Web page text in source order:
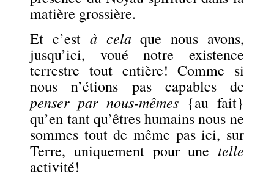
matière grossière.
Et c’est à celaque nous avons,
jusqu’ici, voué notre existence
terrestre tout entière! Comme si
nous n’étions pas capables de
penser par nous-mêmes {au fait}
qu’en tant qu’êtres humains nous ne
sommes tout de même pas ici, sur
Terre, uniquement pour une telle
activité!